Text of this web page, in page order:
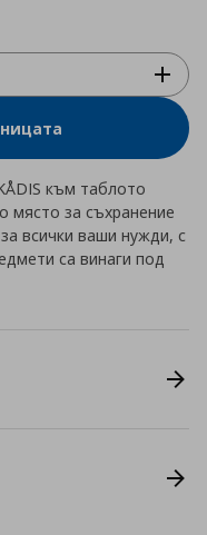
към таблото
място за съхранение
всички ваши нужди, с
са винаги под